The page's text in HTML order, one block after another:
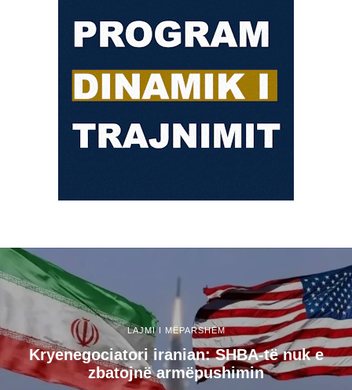
LAJMI I MËPARSHËM
Kryenegociatori iranian: SHBA-të nuk e
zbatojnë armëpushimin